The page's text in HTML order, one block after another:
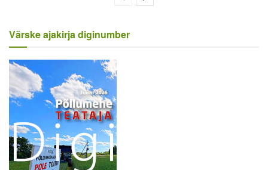
Värske ajakirja diginumber